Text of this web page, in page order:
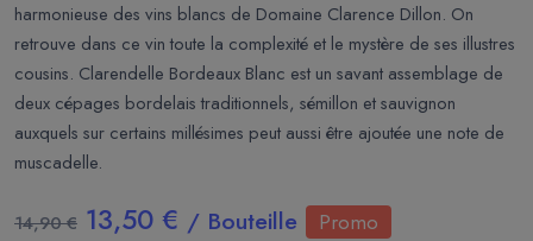
harmonieuse des vins blancs de Domaine Clarence Dillon. On
retrouve dans ce vin toute la complexité et le mystère de ses illustres
cousins. Clarendelle Bordeaux Blanc est un savant assemblage de
deux cépages bordelais traditionnels, sémillon et sauvignon
auxquels sur certains millésimes peut aussi être ajoutée une note de
muscadelle.
14,90 € 13,50 € / Bouteille Promo